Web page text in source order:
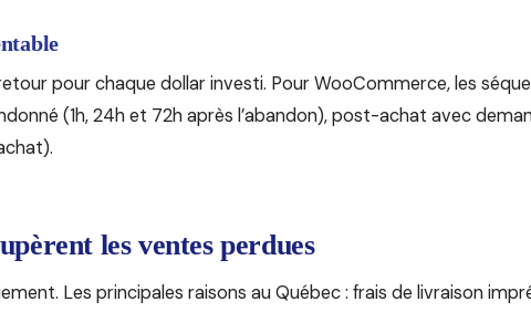
pour chaque dollar investi. Pour WooCommerce, les
(1h, 24h et 72h après l’abandon), post-achat avec
les ventes perdues
Les principales raisons au Québec : frais de livraison